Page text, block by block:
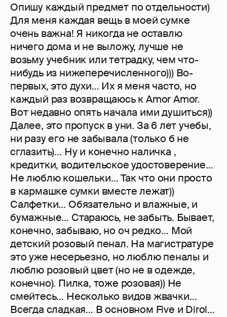
Опишу каждый предмет по отдельности)
Для меня каждая вещь в моей сумке
очень важна! Я никогда не оставлю
ничего дома и не выложу, лучше не
возьму учебник или тетрадку, чем что-
нибудь из нижеперечисленного))) Во-
первых, это духи… Их я меня часто, но
каждый раз возвращаюсь к Amor Amor.
Вот недавно опять начала ими душиться))
Далее, это пропуск в уни. За 6 лет учебы,
ни разу его не забывала (только б не
сглазить)… Ну и конечно наличка ,
кредитки, водительское удостоверение…
Не люблю кошельки… Так что они просто
в кармашке сумки вместе лежат))
Салфетки… Обязательно и влажные, и
бумажные… Стараюсь, не забыть. Бывает,
конечно, забываю, но оч редко… Мой
детский розовый пенал. На магистратуре
это уже несерьезно, но люблю пеналы и
люблю розовый цвет (но не в одежде,
конечно). Пилка, тоже розовая)) Не
смейтесь… Несколько видов жвачки…
Всегда сладкая… В основном Five и Dirol…